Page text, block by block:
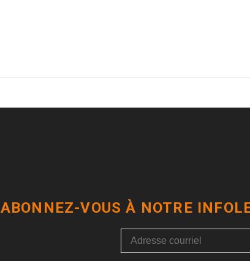
ABONNEZ-VOUS À NOTRE